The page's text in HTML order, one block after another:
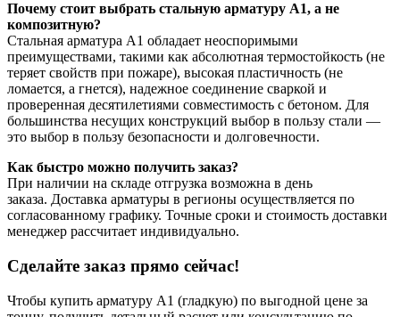
Почему стоит выбрать стальную арматуру А1, а не
композитную?
Стальная арматура А1 обладает неоспоримыми
преимуществами, такими как абсолютная термостойкость (не
теряет свойств при пожаре), высокая пластичность (не
ломается, а гнется), надежное соединение сваркой и
проверенная десятилетиями совместимость с бетоном. Для
большинства несущих конструкций выбор в пользу стали —
это выбор в пользу безопасности и долговечности.
Как быстро можно получить заказ?
При наличии на складе отгрузка возможна в день
заказа. Доставка арматуры в регионы осуществляется по
согласованному графику. Точные сроки и стоимость доставки
менеджер рассчитает индивидуально.
Сделайте заказ прямо сейчас!
Чтобы купить арматуру А1 (гладкую) по выгодной цене за